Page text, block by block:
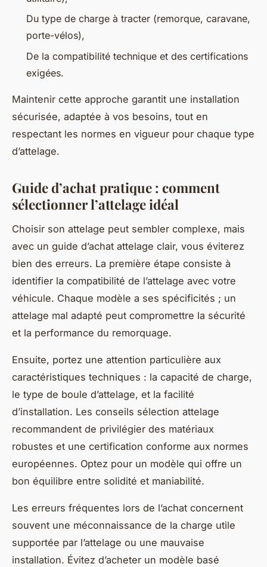
Du type de charge à tracter (remorque, caravane,
porte-vélos),
De la compatibilité technique et des certifications
exigées.
Maintenir cette approche garantit une installation
sécurisée, adaptée à vos besoins, tout en
respectant les normes en vigueur pour chaque type
d’attelage.
Guide d’achat pratique : comment
sélectionner l’attelage idéal
Choisir son attelage peut sembler complexe, mais
avec un guide d’achat attelage clair, vous éviterez
bien des erreurs. La première étape consiste à
identifier la compatibilité de l’attelage avec votre
véhicule. Chaque modèle a ses spécificités ; un
attelage mal adapté peut compromettre la sécurité
et la performance du remorquage.
Ensuite, portez une attention particulière aux
caractéristiques techniques : la capacité de charge,
le type de boule d’attelage, et la facilité
d’installation. Les conseils sélection attelage
recommandent de privilégier des matériaux
robustes et une certification conforme aux normes
européennes. Optez pour un modèle qui offre un
bon équilibre entre solidité et maniabilité.
Les erreurs fréquentes lors de l’achat concernent
souvent une méconnaissance de la charge utile
supportée par l’attelage ou une mauvaise
installation. Évitez d’acheter un modèle basé